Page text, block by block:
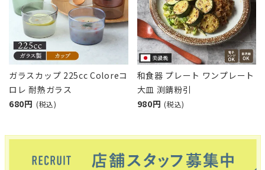
ガラスカップ 225cc Coloreコ
ロレ 耐熱ガラス
680円 (税込)
和食器 プレート ワンプレート
大皿 渕錆粉引
980円 (税込)